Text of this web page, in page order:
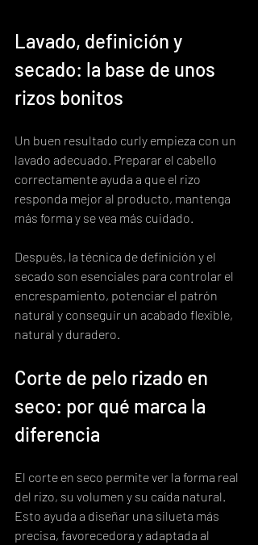
Lavado, definición y
secado: la base de unos
rizos bonitos
Un buen resultado curly empieza con un
lavado adecuado. Preparar el cabello
correctamente ayuda a que el rizo
responda mejor al producto, mantenga
más forma y se vea más cuidado.
Después, la técnica de definición y el
secado son esenciales para controlar el
encrespamiento, potenciar el patrón
natural y conseguir un acabado flexible,
natural y duradero.
Corte de pelo rizado en
seco: por qué marca la
diferencia
El corte en seco permite ver la forma real
del rizo, su volumen y su caída natural.
Esto ayuda a diseñar una silueta más
precisa, favorecedora y adaptada al